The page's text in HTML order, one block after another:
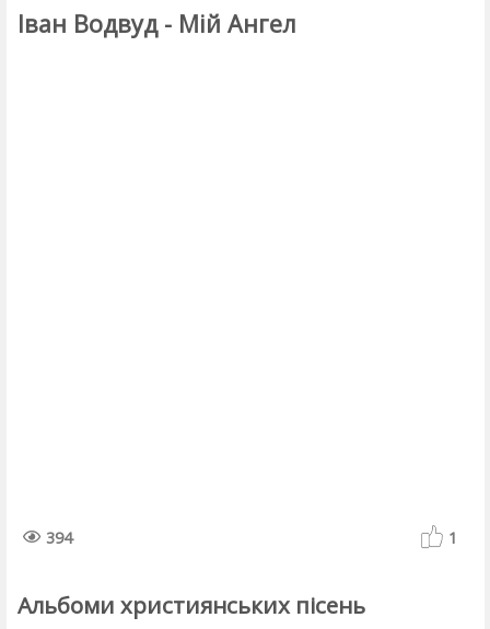
Іван Водвуд - Мій Ангел
394 1
Альбоми християнських пісень